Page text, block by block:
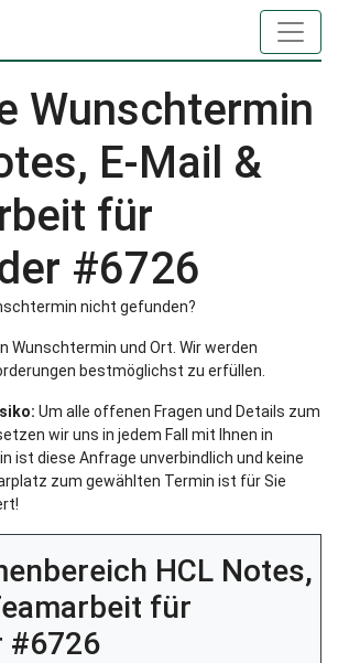
Wunschtermin
E-Mail &
für
#6726
nicht gefunden?
Wunschtermin und Ort. Wir werden
bestmöglichst zu erfüllen.
Um alle offenen Fragen und Details zum
wir uns in jedem Fall mit Ihnen in
ist diese Anfrage unverbindlich und keine
zum gewählten Termin ist für Sie
HCL Notes,
für
#6726